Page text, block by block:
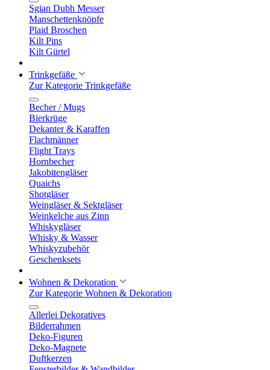
Sgian Dubh Messer
Manschettenknöpfe
Plaid Broschen
Kilt Pins
Kilt Gürtel
Trinkgefäße
Zur Kategorie Trinkgefäße
Becher / Mugs
Bierkrüge
Dekanter & Karaffen
Flachmänner
Flight Trays
Hornbecher
Jakobitengläser
Quaichs
Shotgläser
Weingläser & Sektgläser
Weinkelche aus Zinn
Whiskygläser
Whisky & Wasser
Whiskyzubehör
Geschenksets
Wohnen & Dekoration
Zur Kategorie Wohnen & Dekoration
Allerlei Dekoratives
Bilderrahmen
Deko-Figuren
Deko-Magnete
Duftkerzen